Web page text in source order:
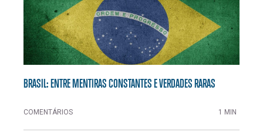
BRASIL: ENTRE MENTIRAS CONSTANTES E VERDADES RARAS
COMENTÁRIOS 1 MIN